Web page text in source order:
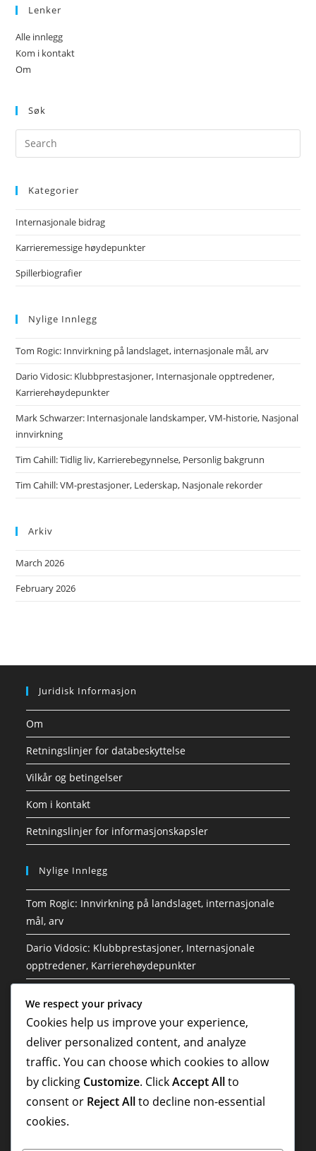
Lenker
Alle innlegg
Kom i kontakt
Om
Søk
Kategorier
Internasjonale bidrag
Karrieremessige høydepunkter
Spillerbiografier
Nylige Innlegg
Tom Rogic: Innvirkning på landslaget, internasjonale mål, arv
Dario Vidosic: Klubbprestasjoner, Internasjonale opptredener,
Karrierehøydepunkter
Mark Schwarzer: Internasjonale landskamper, VM-historie, Nasjonal
innvirkning
Tim Cahill: Tidlig liv, Karrierebegynnelse, Personlig bakgrunn
Tim Cahill: VM-prestasjoner, Lederskap, Nasjonale rekorder
Arkiv
March 2026
February 2026
Juridisk Informasjon
Om
Retningslinjer for databeskyttelse
Vilkår og betingelser
Kom i kontakt
Retningslinjer for informasjonskapsler
Nylige Innlegg
Tom Rogic: Innvirkning på landslaget, internasjonale
mål, arv
Dario Vidosic: Klubbprestasjoner, Internasjonale
opptredener, Karrierehøydepunkter
historie, Nasjonal innvirkning
Tim Cahill: Tidlig liv, Karrierebegynnelse, Personlig
bakgrunn
Tim Cahill: VM-prestasjoner, Lederskap, Nasjonale
rekorder
We respect your privacy
Cookies help us improve your experience,
deliver personalized content, and analyze
traffic. You can choose which cookies to allow
by clicking Customize. ClickAccept Allto
consent or Reject Allto decline non-essential
cookies.